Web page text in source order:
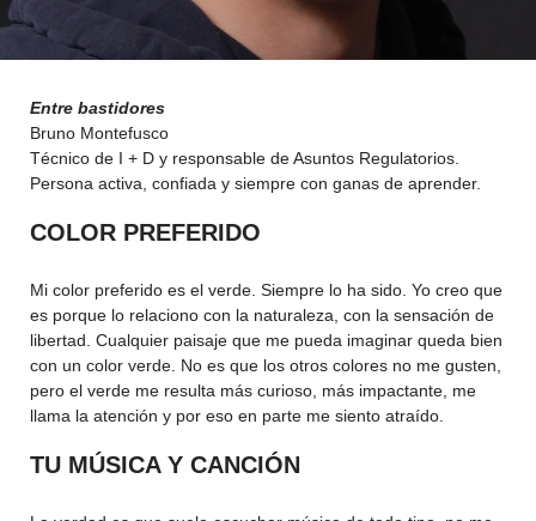
Entre bastidores
Bruno Montefusco
Técnico de I + D y responsable de Asuntos Regulatorios.
Persona activa, confiada y siempre con ganas de aprender.
COLOR PREFERIDO
Mi color preferido es el verde. Siempre lo ha sido. Yo creo que
es porque lo relaciono con la naturaleza, con la sensación de
libertad. Cualquier paisaje que me pueda imaginar queda bien
con un color verde. No es que los otros colores no me gusten,
pero el verde me resulta más curioso, más impactante, me
llama la atención y por eso en parte me siento atraído.
TU MÚSICA Y CANCIÓN